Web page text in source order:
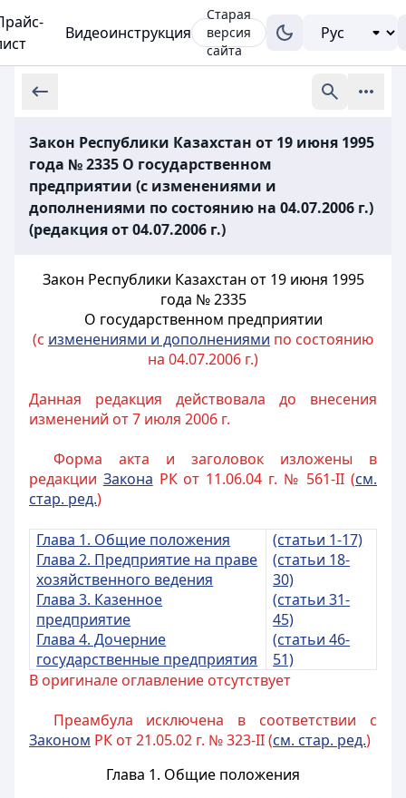
Видеоинструкция
Старая
версия
сайта
Закон Республики Казахстан от 19 июня 1995
года № 2335 О государственном
предприятии (с изменениями и
дополнениями по состоянию на 04.07.2006 г.)
(редакция от 04.07.2006 г.)
Закон Республики Казахстан от 19 июня 1995
года № 2335
О государственном предприятии
(с изменениями и дополнениями по состоянию
на 04.07.2006 г.)
Данная редакция действовала до внесения
изменений от 7 июля 2006 г.
Форма акта и заголовок изложены в
редакции Закона РК от 11.06.04 г. № 561-II (см.
стар. ред.)
Глава 1. Общие положения
Глава 2. Предприятие на праве
хозяйственного ведения
Глава 3. Казенное
предприятие
Глава 4. Дочерние
государственные предприятия
(статьи 1-17)
(статьи 18-
30)
(статьи 31-
45)
(статьи 46-
51)
В оригинале оглавление отсутствует
Преамбула исключена в соответствии с
Законом РК от 21.05.02 г. № 323-II (см. стар. ред.)
Глава 1. Общие положения